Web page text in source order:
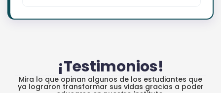
¡Testimonios!
Mira lo que opinan algunos de los estudiantes que
ya lograron transformar sus vidas gracias a poder